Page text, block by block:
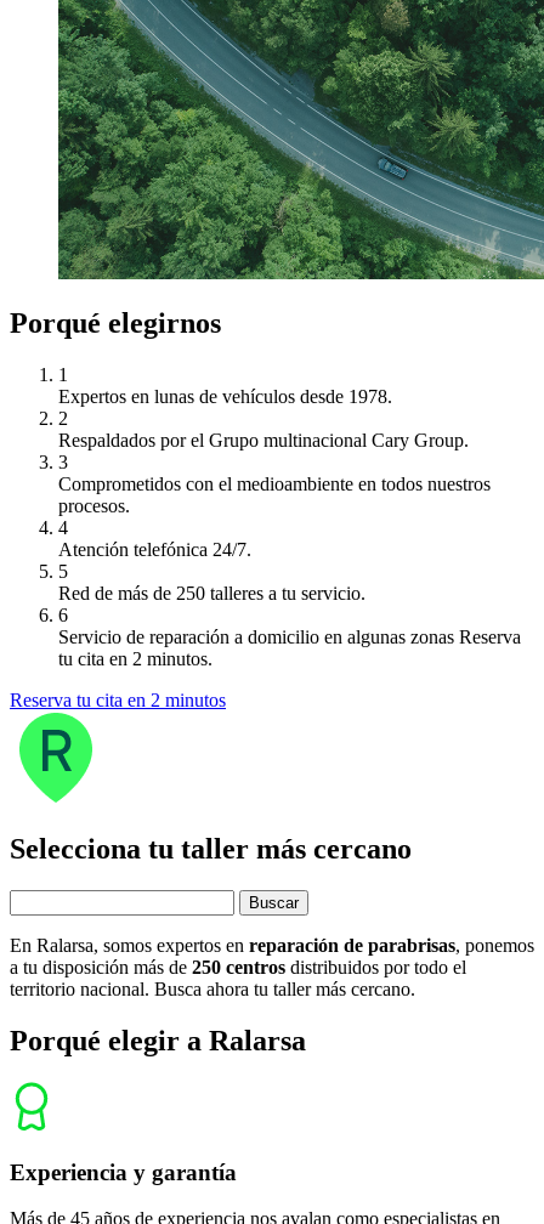
Porqué elegirnos
1
Expertos en lunas de vehículos desde 1978.
2
Respaldados por el Grupo multinacional Cary Group.
3
Comprometidos con el medioambiente en todos nuestros
procesos.
4
Atención telefónica 24/7.
5
Red de más de 250 talleres a tu servicio.
6
Servicio de reparación a domicilio en algunas zonas Reserva
tu cita en 2 minutos.
Reserva tu cita en 2 minutos
Selecciona tu taller más cercano
Buscar
En Ralarsa, somos expertos en reparación de parabrisas, ponemos
a tu disposición más de 250 centros distribuidos por todo el
territorio nacional. Busca ahora tu taller más cercano.
Porqué elegir a Ralarsa
Experiencia y garantía
Más de 45 años de experiencia nos avalan como especialistas en